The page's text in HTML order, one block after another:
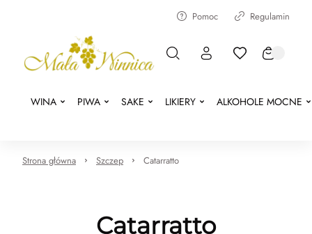
Pomoc Regulamin
WINA PIWA SAKE LIKIERY ALKOHOLE MOCNE
Strona główna Szczep Catarratto
Catarratto